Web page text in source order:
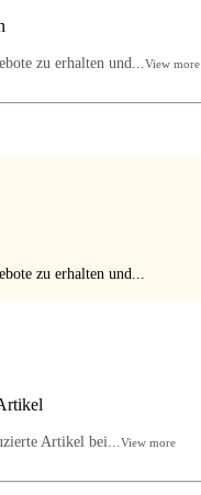
zu erhalten und...View more
zu erhalten und...
Artikel bei...View more